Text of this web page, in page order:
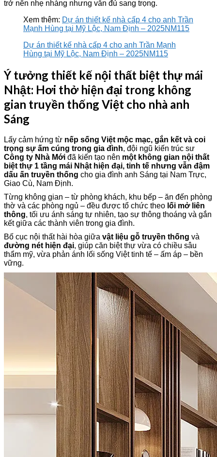
trở nên nhẹ nhàng nhưng vẫn đủ sang trọng.
Xem thêm: Dự án thiết kế nhà cấp 4 cho anh Trần
Mạnh Hùng tại Mỹ Lộc, Nam Định – 2025NM115
Dự án thiết kế nhà cấp 4 cho anh Trần Mạnh
Hùng tại Mỹ Lộc, Nam Định – 2025NM115
Ý tưởng thiết kế nội thất biệt thự mái
Nhật: Hơi thở hiện đại trong không
gian truyền thống Việt cho nhà anh
Sáng
Lấy cảm hứng từ nếp sống Việt mộc mạc, gắn kết và coi
trọng sự ấm cúng trong gia đình, đội ngũ kiến trúc sư
Công ty Nhà Mới đã kiến tạo nên một không gian nội thất
biệt thự 1 tầng mái Nhật hiện đại, tinh tế nhưng vẫn đậm
dấu ấn truyền thống cho gia đình anh Sáng tại Nam Trực,
Giao Cù, Nam Định.
Từng không gian – từ phòng khách, khu bếp – ăn đến phòng
thờ và các phòng ngủ – đều được tổ chức theo lối mở liên
thông, tối ưu ánh sáng tự nhiên, tạo sự thông thoáng và gắn
kết giữa các thành viên trong gia đình.
Bố cục nội thất hài hòa giữa vật liệu gỗ truyền thống và
đường nét hiện đại, giúp căn biệt thự vừa có chiều sâu
thẩm mỹ, vừa phản ánh lối sống Việt tinh tế – ấm áp – bền
vững.